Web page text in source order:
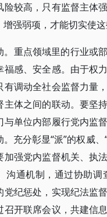
险较高，只有监督主体
强弱项，才能切实使
。重点领域里的行业或
福感、安全感。由于权
调动全社会监督力量
主体之间的联动。要坚
与单位内部履行党内监
充分彰显“派”的权威
加强党内监督机关、执
沟通机制，通过协助
党纪惩处，实现纪法监
召开联席会议，共建信